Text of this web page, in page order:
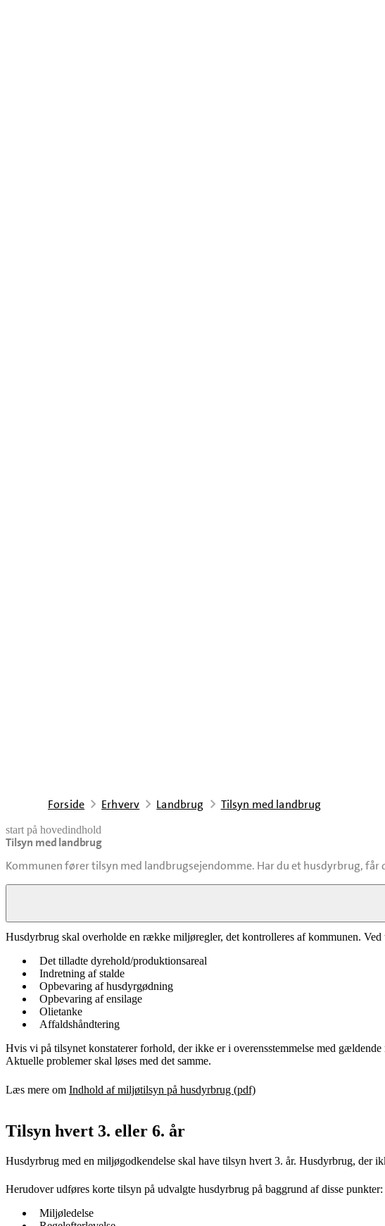
Forside Erhverv Landbrug Tilsyn med landbrug
start på hovedindhold
Tilsyn med landbrug
Kommunen fører tilsyn med landbrugsejendomme. Har du et husdyrbrug,
senest opdateret 19. december 2025
Ved miljøtilsynet kontrollerer vi at reglerne bliver
Husdyrbrug skal overholde en række miljøregler, det kontrolleres af kommunen. Ved
Det tilladte dyrehold/produktionsareal
Indretning af stalde
Opbevaring af husdyrgødning
Opbevaring af ensilage
Olietanke
Affaldshåndtering
Hvis vi på tilsynet konstaterer forhold, der ikke er i overensstemmelse med
Aktuelle problemer skal løses med det samme.
Læs mere om Indhold af miljøtilsyn på husdyrbrug (pdf)
Tilsyn hvert 3. eller 6. år
Husdyrbrug med en miljøgodkendelse skal have tilsyn hvert 3. år. Husdyrbrug, der
Herudover udføres korte tilsyn på udvalgte husdyrbrug på baggrund af disse punkter:
Miljøledelse